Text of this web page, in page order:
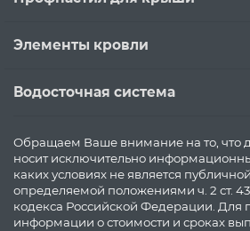
Элементы кровли
Водосточная система
Обращаем Ваше внимание на то, что
носит исключительно
каких условиях не является
определяемой положениями ч. 2 ст.
кодекса Российской Федерации. Для
информации о стоимости и сроках